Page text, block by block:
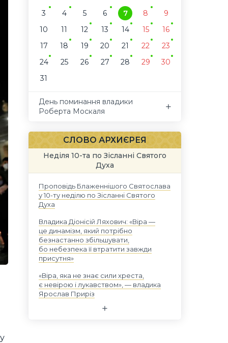
3
4 5 6 7 8
9
10
11 12 13 14 15
16
17
18 19 20 21 22
23
24
25 26 27 28 29
30
31
День поминання владики
Роберта Москаля
СЛОВО АРХИЄРЕЯ
Неділя 10-та по Зісланні Святого
Духа
Проповідь Блаженнішого Святослава
у 10-ту неділю по Зісланні Святого
Духа
Владика Діонісій Ляхович: «Віра —
це динамізм, який потрібно
безнастанно збільшувати,
бо небезпека її втратити завжди
присутня»
«Віра, яка не знає сили хреста,
є невірою і лукавством», — владика
Ярослав Приріз